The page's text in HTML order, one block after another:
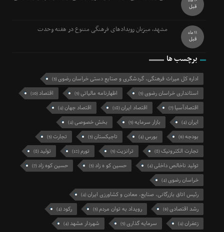
قبل
مشهد، میزبان رویدادهای فرهنگی متنوع در هفته وحدت 11 ماه
قبل
برچسب ها
اداره کل میراث فرهنگی، گردشگری و صنایع دستی خراسان رضوی(3)
استانداری خراسان رضوی(5) اظهارنامه مالیاتی(5) اقتصاد(10)
اقتصادآسیا (7) اقتصاد ایران(18) اقتصاد جهان(4)
ایران(4) بازار سرمایه(5) بخش خصوصی(4)
بودجه(6) بورس(4) تاجیکستان(3) تجارت(5)
تجارت الکترونیک(8) ترانزیت(5) تورم(12) تولید(8)
تولید ناخالص داخلی(4) حسین کو ه زاد(5) حسین کوه زاد(7)
خراسان رضوی(4)
رئیس اتاق بازرگانی، صنایع، معادن و کشاورزی ایران(4)
رشد اقتصادی(6) رویداد به توان مردم(5) رکود(4)
زعفران(4) سرمایه گذاری(5) شهردار مشهد(4)